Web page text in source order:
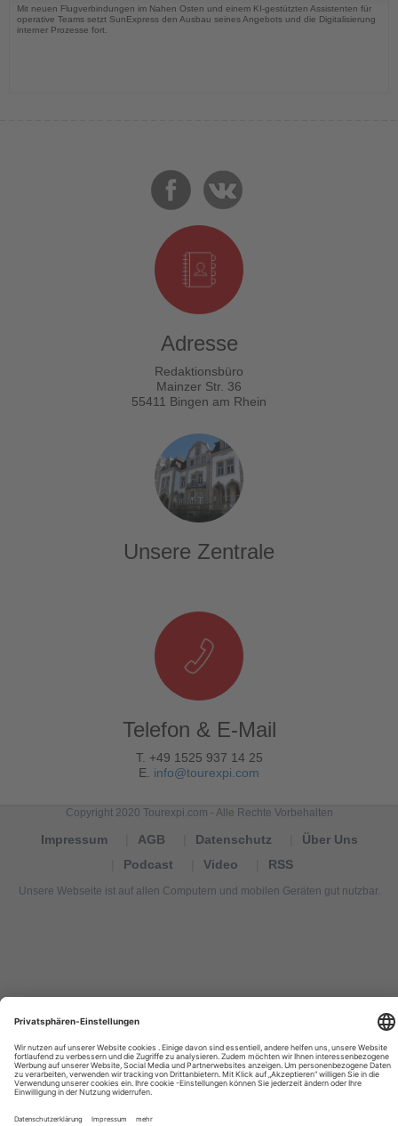
Mit neuen Flugverbindungen im Nahen Osten und einem KI-gestützten Assistenten für
operative Teams setzt SunExpress den Ausbau seines Angebots und die Digitalisierung
interner Prozesse fort.
Adresse
Redaktionsbüro
Mainzer Str. 36
55411 Bingen am Rhein
Unsere Zentrale
Telefon & E-Mail
T. +49 1525 937 14 25
E. info@tourexpi.com
Copyright 2020 Tourexpi.com - Alle Rechte Vorbehalten
Impressum AGB Datenschutz
Über Uns
Podcast
Video RSS
Unsere Webseite ist auf allen Computern und mobilen Geräten gut nutzbar.
news,
noticias
turismo,
Tourismus
Nachrichten,
туризма,